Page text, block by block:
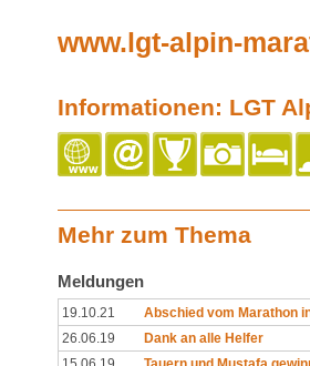
www.lgt-alpin-
Informationen: LGT
Mehr zum Thema
Meldungen
19.10.21
Abschied vom Marathon
26.06.19
Dank an alle Helfer